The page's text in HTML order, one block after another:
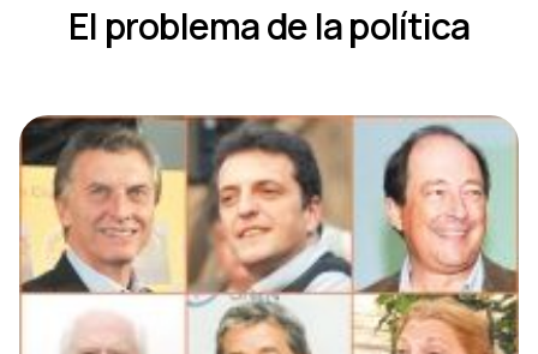
El problema de la polí­tica